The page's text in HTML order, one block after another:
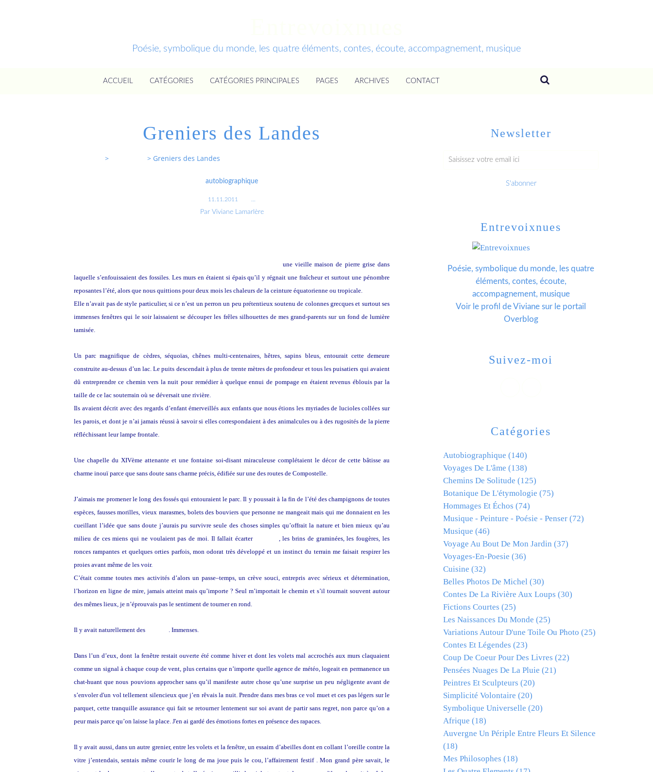
Poésie, symbolique du monde, les quatre éléments, contes, écoute, accompagnement, musique
ACCUEIL CATÉGORIES CATÉGORIES PRINCIPALES PAGES ARCHIVES CONTACT
Greniers des Landes
> > Greniers des Landes
autobiographique
11.11.2011
Par Viviane Lamarlère
une vieille maison de pierre grise dans
laquelle s’enfouissaient des fossiles. Les murs en étaient si épais qu’il y régnait une fraîcheur et surtout une pénombre
reposantes l’été, alors que nous quittions pour deux mois les chaleurs de la ceinture équatorienne ou tropicale.
Elle n’avait pas de style particulier, si ce n’est un perron un peu prétentieux soutenu de colonnes grecques et surtout ses
immenses fenêtres qui le soir laissaient se découper les frêles silhouettes de mes grand-parents sur un fond de lumière
tamisée.
Un parc magnifique de cèdres, séquoïas, chênes multi-centenaires, hêtres, sapins bleus, entourait cette demeure
construite au-dessus d’un lac. Le puits descendait à plus de trente mètres de profondeur et tous les puisatiers qui avaient
dû entreprendre ce chemin vers la nuit pour remédier à quelque ennui de pompage en étaient revenus éblouis par la
taille de ce lac souterrain où se déversait une rivière.
Ils avaient décrit avec des regards d’enfant émerveillés aux enfants que nous étions les myriades de lucioles collées sur
les parois, et dont je n’ai jamais réussi à savoir si elles correspondaient à des animalcules ou à des rugosités de la pierre
réfléchissant leur lampe frontale.
Une chapelle du XIVème attenante et une fontaine soi-disant miraculeuse complétaient le décor de cette bâtisse au
charme inouï parce que sans doute sans charme précis, édifiée sur une des routes de Compostelle.
J’aimais me promener le long des fossés qui entouraient le parc. Il y poussait à la fin de l’été des champignons de toutes
espèces, fausses morilles, vieux marasmes, bolets des bouviers que personne ne mangeait mais qui me donnaient en les
cueillant l’idée que sans doute j’aurais pu survivre seule des choses simples qu’offrait la nature et bien mieux qu’au
milieu de ces miens qui ne voulaient pas de moi. Il fallait écarter
, les brins de graminées, les fougères, les
ronces rampantes et quelques orties parfois, mon odorat très développé et un instinct du terrain me faisait respirer les
proies avant même de les voir.
C’était comme toutes mes activités d’alors un passe–temps, un crève souci, entrepris avec sérieux et détermination,
l’horizon en ligne de mire, jamais atteint mais qu’importe ? Seul m’importait le chemin et s’il tournait souvent autour
des mêmes lieux, je n’éprouvais pas le sentiment de tourner en rond.
Il y avait naturellement des . Immenses.
Dans l’un d’eux, dont la fenêtre restait ouverte été comme hiver et dont les volets mal accrochés aux murs claquaient
comme un signal à chaque coup de vent, plus certains que n’importe quelle agence de météo, logeait en permanence un
chat-huant que nous pouvions approcher sans qu’il manifeste autre chose qu’une surprise un peu négligente avant de
s’envoler d'un vol tellement silencieux que j’en rêvais la nuit. Prendre dans mes bras ce vol muet et ces pas légers sur le
parquet, cette tranquille assurance qui fait se retourner lentement sur soi avant de partir sans regret, non parce qu’on a
peur mais parce qu’on laisse la place. J'en ai gardé des émotions fortes en présence des rapaces.
Il y avait aussi, dans un autre grenier, entre les volets et la fenêtre, un essaim d’abeilles dont en collant l’oreille contre la
vitre j’entendais, sentais même courir le long de ma joue puis le cou, l’affairement festif . Mon grand père savait, le
Newsletter
Catégories
Autobiographique (140)
Voyages De L'âme (138)
Chemins De Solitude (125)
Botanique De L'étymologie (75)
Hommages Et Échos (74)
Musique - Peinture - Poésie - Penser (72)
Musique (46)
Voyage Au Bout De Mon Jardin (37)
Voyages-En-Poesie (36)
Cuisine (32)
Belles Photos De Michel (30)
Contes De La Rivière Aux Loups (30)
Fictions Courtes (25)
Les Naissances Du Monde (25)
Variations Autour D'une Toile Ou Photo (25)
Contes Et Légendes (23)
Coup De Coeur Pour Des Livres (22)
Pensées Nuages De La Pluie (21)
Peintres Et Sculpteurs (20)
Simplicité Volontaire (20)
Symbolique Universelle (20)
Afrique (18)
Auvergne Un Périple Entre Fleurs Et Silence
(18)
Mes Philosophes (18)
Entrevoixnues
Poésie, symbolique du monde, les quatre
éléments, contes, écoute,
accompagnement, musique
Voir le profil deViviane sur le portail
Overblog
Suivez-moi